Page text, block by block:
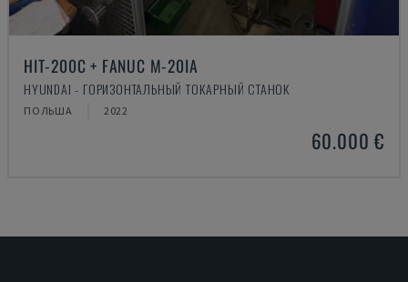
HIT-200C + FANUC M-20IA
HYUNDAI - ГОРИЗОНТАЛЬНЫЙ ТОКАРНЫЙ СТАНОК
ПОЛЬША 2022
60.000 €